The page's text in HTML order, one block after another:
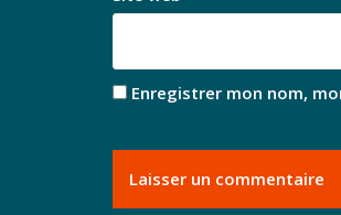
Enregistrer mon nom,